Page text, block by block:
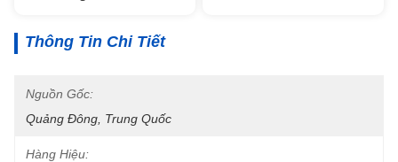
Thông Tin Chi Tiết
Nguồn Gốc:
Quảng Đông, Trung Quốc
Hàng Hiệu: